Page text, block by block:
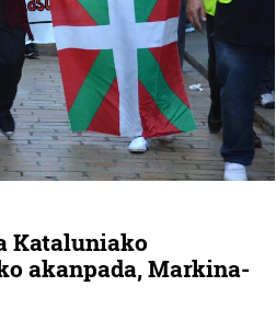
Kataluniako
akanpada, Markina-